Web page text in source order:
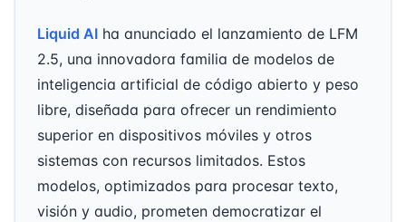
Liquid AI ha anunciado el lanzamiento de LFM
2.5, una innovadora familia de modelos de
inteligencia artificial de código abierto y peso
libre, diseñada para ofrecer un rendimiento
superior en dispositivos móviles y otros
sistemas con recursos limitados. Estos
modelos, optimizados para procesar texto,
visión y audio, prometen democratizar el